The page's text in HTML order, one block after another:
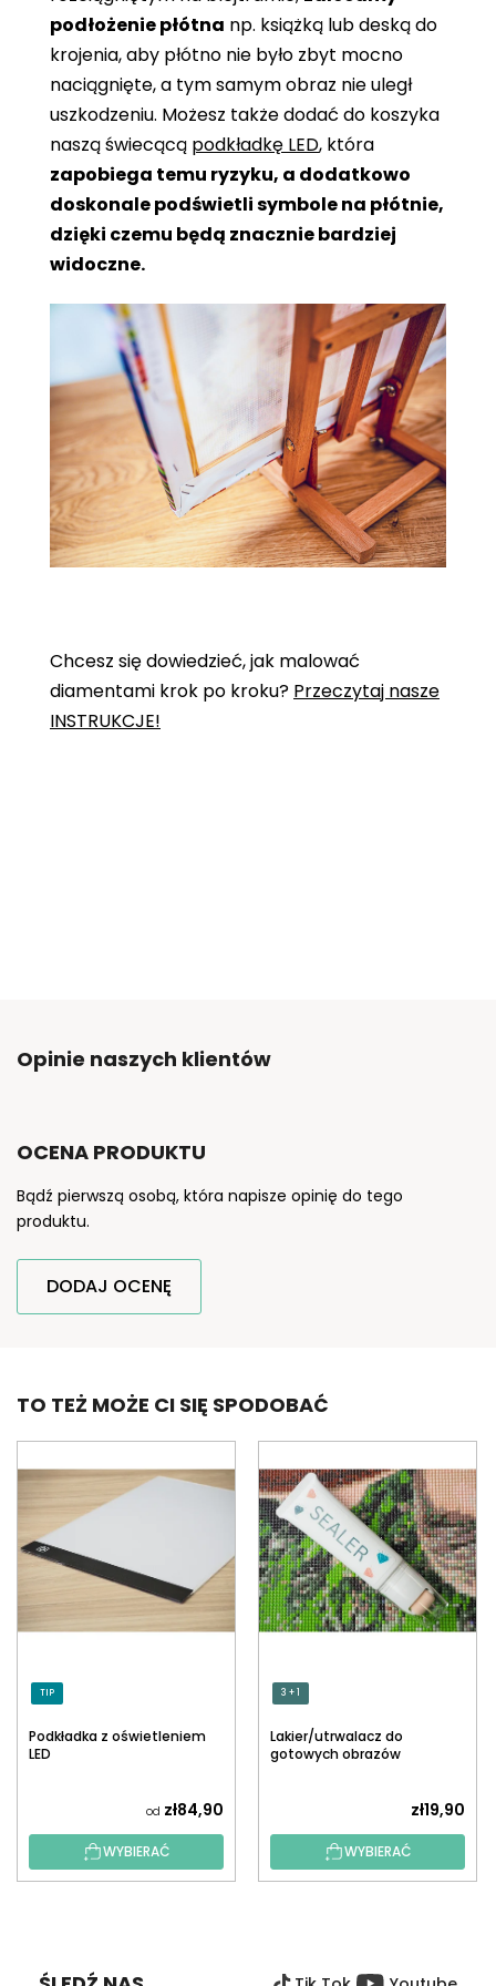
podłożenie płótna np. książką lub deską do
krojenia, aby płótno nie było zbyt mocno
naciągnięte, a tym samym obraz nie uległ
uszkodzeniu. Możesz także dodać do koszyka
naszą świecącą podkładkę LED, która
zapobiega temu ryzyku, a dodatkowo
doskonale podświetli symbole na płótnie,
dzięki czemu będą znacznie bardziej
widoczne.
Chcesz się dowiedzieć, jak malować
diamentami krok po kroku? Przeczytaj nasze
INSTRUKCJE!
Opinie naszych klientów
OCENA PRODUKTU
Bądź pierwszą osobą, która napisze opinię do tego
produktu.
DODAJ OCENĘ
TO TEŻ MOŻE CI SIĘ SPODOBAĆ
TIP
Podkładka z oświetleniem
LED
od zł84,90
WYBIERAĆ
3 + 1
Lakier/utrwalacz do
gotowych obrazów
zł19,90
WYBIERAĆ